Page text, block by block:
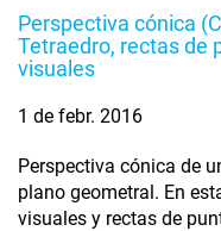
Perspectiva cónica
Tetraedro, rectas de
visuales
1 de febr. 2016
Perspectiva cónica de
plano geometral. En
visuales y rectas de